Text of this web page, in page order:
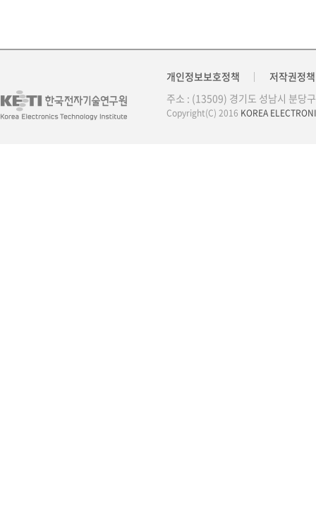
함으로써 효력을 발생합니다.
2. 연구원은 합당한 사유가 발생
개인정보보호정책
저작권정책
주소 : (13509) 경기도 성남시 분당
Copyright(C) 2016 KOREA